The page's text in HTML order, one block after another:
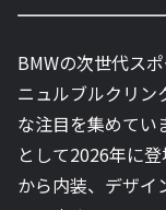
BMWの次世代ス
ニュルブルクリン
な注目を集めてい
として2026年に
から内装、デザイ